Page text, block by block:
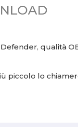
qualità
lo